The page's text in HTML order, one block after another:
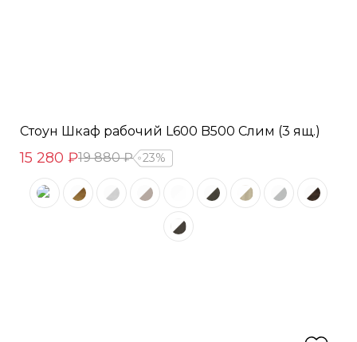
Стоун Шкаф рабочий L600 B500 Слим (3 ящ.)
15 280 ₽19 880 ₽ 23%